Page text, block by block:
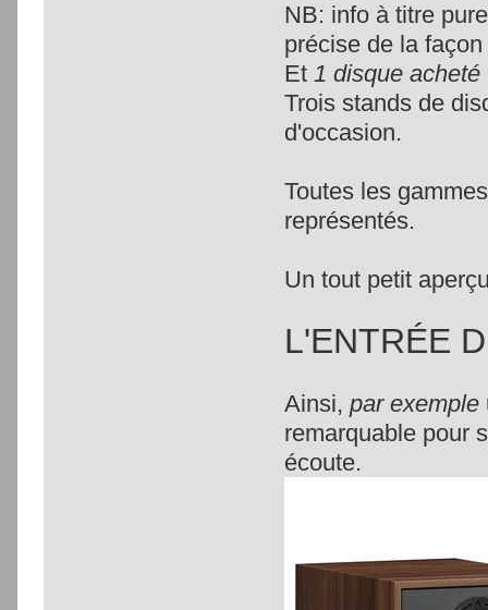
NB: info à titre
précise de la
Et 1 disque
Trois stands de
d'occasion.
Toutes les
représentés.
Un tout petit
L'ENTRÉE
Ainsi,par exemple
remarquable pour
écoute.